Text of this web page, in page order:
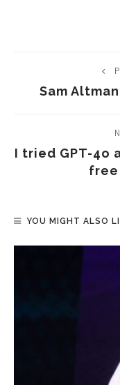
Sam Altman
I tried GPT-4o
free
YOU MIGHT ALSO